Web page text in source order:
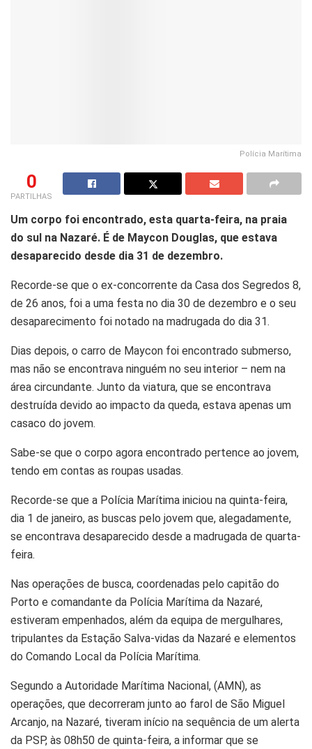
Polícia Marítima
0
PARTILHAS
Um corpo foi encontrado, esta quarta-feira, na praia
do sul na Nazaré. É de Maycon Douglas, que estava
desaparecido desde dia 31 de dezembro.
Recorde-se que o ex-concorrente da Casa dos Segredos 8,
de 26 anos, foi a uma festa no dia 30 de dezembro e o seu
desaparecimento foi notado na madrugada do dia 31.
Dias depois, o carro de Maycon foi encontrado submerso,
mas não se encontrava ninguém no seu interior – nem na
área circundante. Junto da viatura, que se encontrava
destruída devido ao impacto da queda, estava apenas um
casaco do jovem.
Sabe-se que o corpo agora encontrado pertence ao jovem,
tendo em contas as roupas usadas.
Recorde-se que a Polícia Marítima iniciou na quinta-feira,
dia 1 de janeiro, as buscas pelo jovem que, alegadamente,
se encontrava desaparecido desde a madrugada de quarta-
feira.
Nas operações de busca, coordenadas pelo capitão do
Porto e comandante da Polícia Marítima da Nazaré,
estiveram empenhados, além da equipa de mergulhares,
tripulantes da Estação Salva-vidas da Nazaré e elementos
do Comando Local da Polícia Marítima.
Segundo a Autoridade Marítima Nacional, (AMN), as
operações, que decorreram junto ao farol de São Miguel
Arcanjo, na Nazaré, tiveram início na sequência de um alerta
da PSP, às 08h50 de quinta-feira, a informar que se